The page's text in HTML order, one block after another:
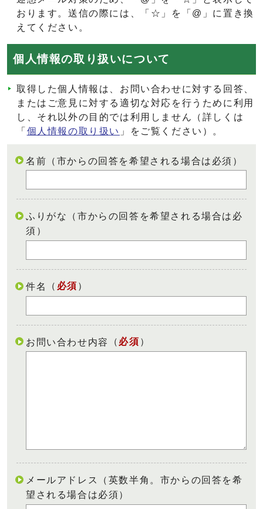
おります。送信の際には、「☆」を「@」に置き換
えてください。
個人情報の取り扱いについて
取得した個人情報は、お問い合わせに対する回答、
またはご意見に対する適切な対応を行うために利用
し、それ以外の目的では利用しません（詳しくは
「 個人情報の取り扱い 」をご覧ください）。
名前（市からの回答を希望される場合は必須）
ふりがな（市からの回答を希望される場合は必
須）
件名 （ 必須 ）
お問い合わせ内容 （ 必須 ）
メールアドレス（英数半角。市からの回答を希
望される場合は必須）